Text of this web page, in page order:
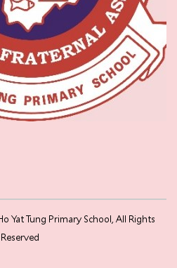
Yat Tung Primary School, All Rights
Reserved